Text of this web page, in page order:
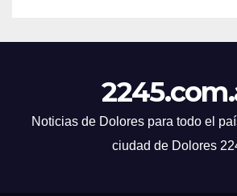
Noticias de Dolores para todo el
ciudad de Dolores